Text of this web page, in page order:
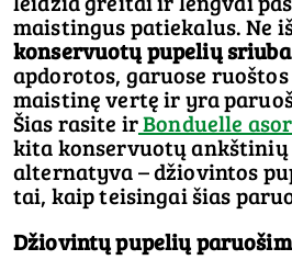
maistingus patiekalus. Ne
konservuotų pupelių
apdorotos, garuose
maistinę vertę ir yra
Šias rasite irBonduelle
kita konservuotų
alternatyva – džiovintos
tai, kaip teisingai šias
Džiovintų pupelių